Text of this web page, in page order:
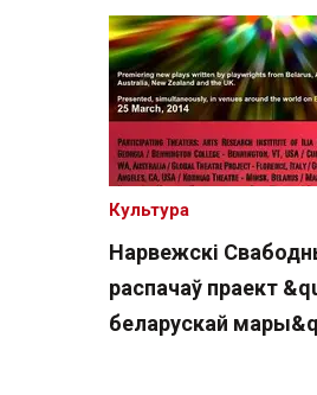
Нарвежскі
распачаў праект
беларускай
Культура